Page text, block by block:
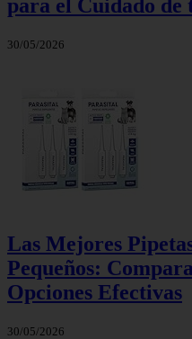
para el Cuidado de
30/05/2026
Las Mejores
Pequeños:
Opciones Efectivas
30/05/2026